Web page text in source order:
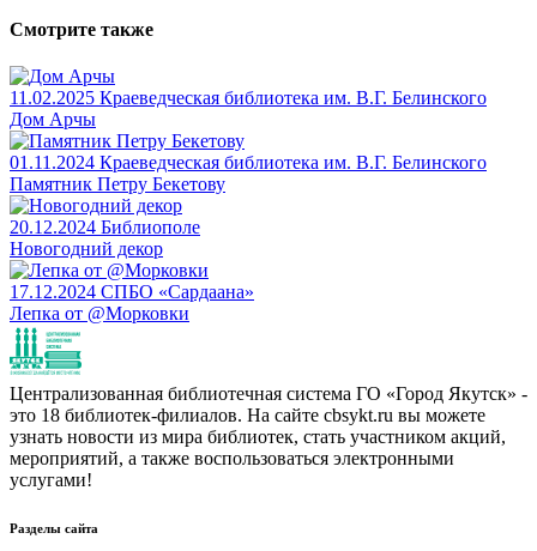
Смотрите также
11.02.2025 Краеведческая библиотека им. В.Г. Белинского
Дом Арчы
01.11.2024 Краеведческая библиотека им. В.Г. Белинского
Памятник Петру Бекетову
20.12.2024 Библиополе
Новогодний декор
17.12.2024 СПБО «Сардаана»
Лепка от @Морковки
Централизованная библиотечная система ГО «Город Якутск» -
это 18 библиотек-филиалов. На сайте cbsykt.ru вы можете
узнать новости из мира библиотек, стать участником акций,
мероприятий, а также воспользоваться электронными
услугами!
Разделы сайта